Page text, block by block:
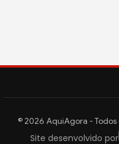
© 2026 AquiAgora -
Site desenvolvido por